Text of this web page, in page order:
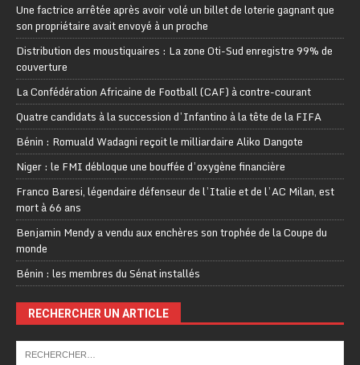
Une factrice arrêtée après avoir volé un billet de loterie gagnant que
son propriétaire avait envoyé à un proche
Distribution des moustiquaires : La zone Oti-Sud enregistre 99% de
couverture
La Confédération Africaine de Football (CAF) à contre-courant
Quatre candidats à la succession d’Infantino à la tête de la FIFA
Bénin : Romuald Wadagni reçoit le milliardaire Aliko Dangote
Niger : le FMI débloque une bouffée d’oxygène financière
Franco Baresi, légendaire défenseur de l’Italie et de l’AC Milan, est
mort à 66 ans
Benjamin Mendy a vendu aux enchères son trophée de la Coupe du
monde
Bénin : les membres du Sénat installés
RECHERCHER UN ARTICLE